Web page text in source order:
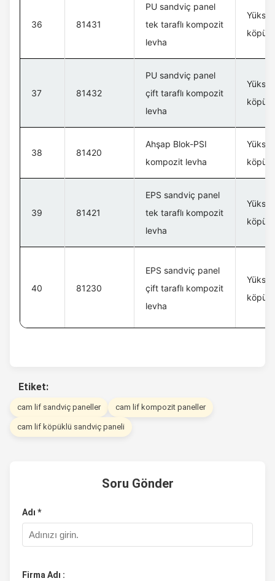
36 81431
PU sandviç panel
tek taraflı kompozit
levha
köpük
37 81432
PU sandviç panel
çift taraflı kompozit
levha
köpük
38 81420
Ahşap Blok-PSI
kompozit levha
köpük
39 81421
EPS sandviç panel
tek taraflı kompozit
levha
köpük
40 81230
EPS sandviç panel
çift taraflı kompozit
levha
köpük
Etiket:
cam lif sandviç paneller cam lif kompozit paneller
cam lif köpüklü sandviç paneli
Soru Gönder
Adı *
Firma Adı :